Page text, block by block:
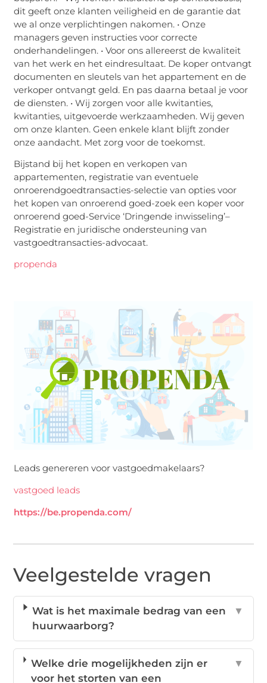
dit geeft onze klanten veiligheid en de garantie dat
we al onze verplichtingen nakomen. • Onze
managers geven instructies voor correcte
onderhandelingen. • Voor ons allereerst de kwaliteit
van het werk en het eindresultaat. De koper ontvangt
documenten en sleutels van het appartement en de
verkoper ontvangt geld. En pas daarna betaal je voor
de diensten. • Wij zorgen voor alle kwitanties,
kwitanties, uitgevoerde werkzaamheden. Wij geven
om onze klanten. Geen enkele klant blijft zonder
onze aandacht. Met zorg voor de toekomst.
Bijstand bij het kopen en verkopen van
appartementen, registratie van eventuele
onroerendgoedtransacties-selectie van opties voor
het kopen van onroerend goed-zoek een koper voor
onroerend goed-Service ‘Dringende inwisseling’–
Registratie en juridische ondersteuning van
vastgoedtransacties-advocaat.
propenda
Leads genereren voor vastgoedmakelaars?
vastgoed leads
https://be.propenda.com/
Veelgestelde vragen
Wat is het maximale bedrag van een
huurwaarborg?
▼
Welke drie mogelijkheden zijn er
voor het storten van een
▼